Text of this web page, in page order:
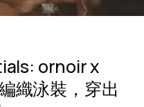
ornoir x
織泳裝，穿出